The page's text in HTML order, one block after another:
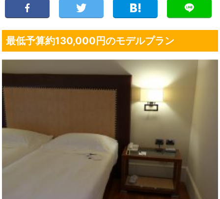
最低予算約130,000円のモデルプラン